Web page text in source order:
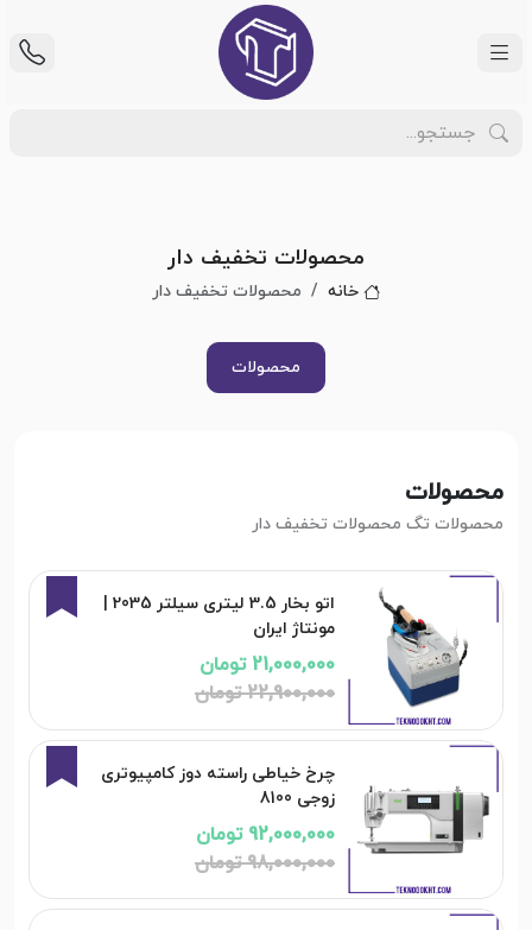
محصولات تخفیف دار
خانه محصولات تخفیف دار
محصولات
محصولات
محصولات تگ محصولات تخفیف دار
8%
اتو بخار 3.5 لیتری سیلتر 2035 |
مونتاژ ایران
21,000,000 تومان
22,900,000 تومان
6%
چرخ خیاطی راسته دوز کامپیوتری
زوجی 8100
92,000,000 تومان
98,000,000 تومان